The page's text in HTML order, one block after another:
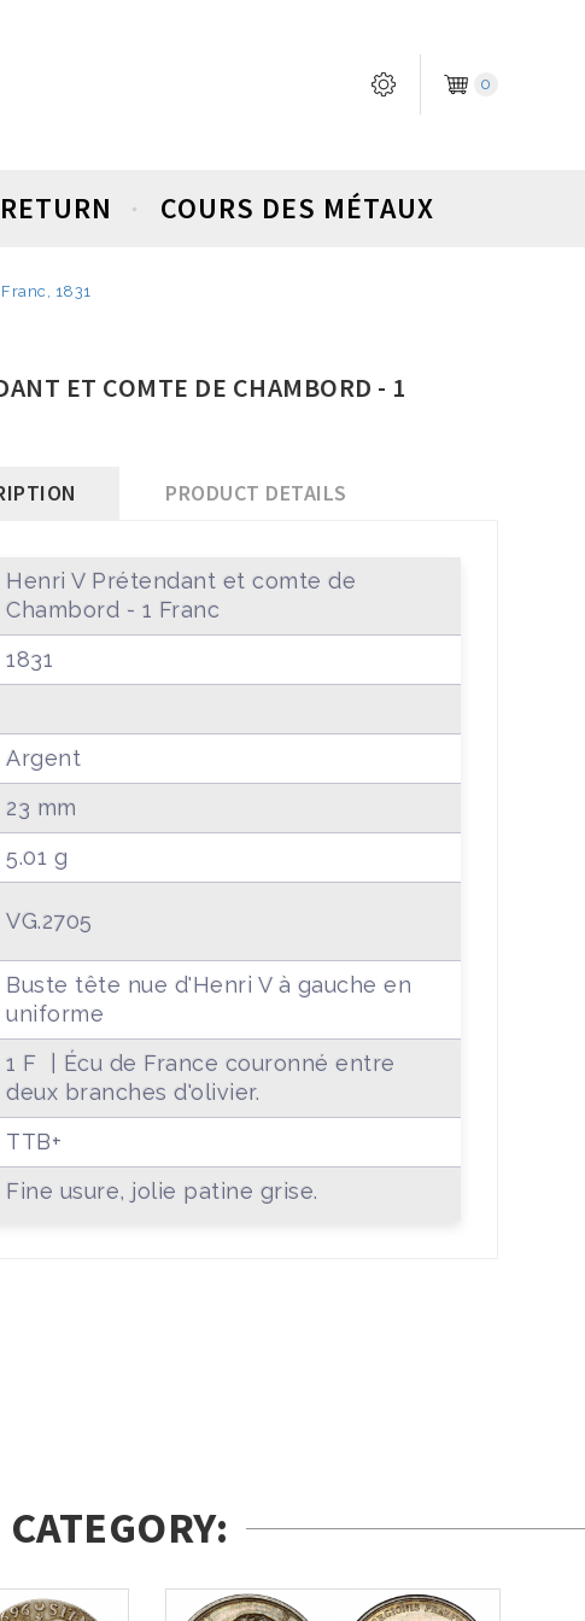
0
COURS DES MÉTAUX
1831
ET COMTE DE CHAMBORD - 1
PRODUCT DETAILS
Henri V Prétendant et comte de
Chambord - 1 Franc
1831
Argent
23 mm
5.01 g
VG.2705
Buste tête nue d'Henri V à gauche en
uniforme
1 F | Écu de France couronné entre
deux branches d'olivier.
TTB+
Fine usure, jolie patine grise.